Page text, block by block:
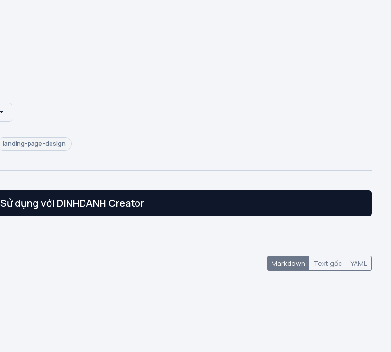
landing-page-design
Sử dụng với DINHDANH Creator
Markdown Text gốc YAML